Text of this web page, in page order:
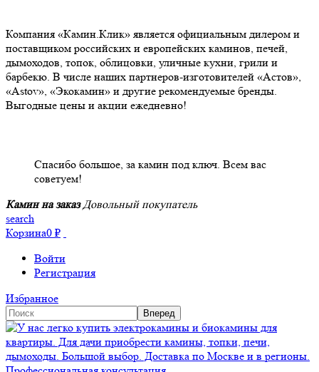
Компания «Камин.Клик» является официальным дилером и
поставщиком российских и европейских каминов, печей,
дымоходов, топок, облицовки, уличные кухни, грили и
барбекю. В числе наших партнеров-изготовителей «Астов»,
«Astov», «Экокамин» и другие рекомендуемые бренды.
Выгодные цены и акции ежедневно!
Спасибо большое, за камин под ключ. Всем вас
советуем!
Камин на заказ Довольный покупатель
search
Корзина0 ₽
Войти
Регистрация
Избранное